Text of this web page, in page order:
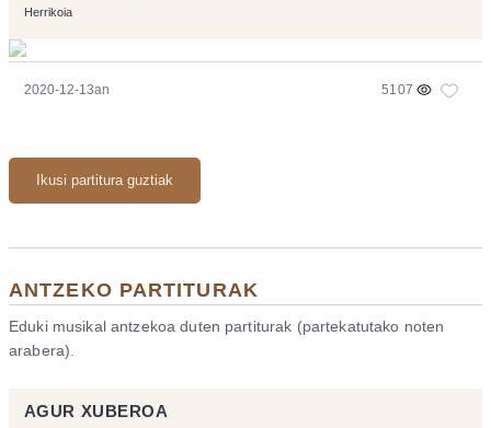
Herrikoia
2020-12-13an 5107
Ikusi partitura guztiak
ANTZEKO PARTITURAK
Eduki musikal antzekoa duten partiturak (partekatutako noten
arabera).
AGUR XUBEROA